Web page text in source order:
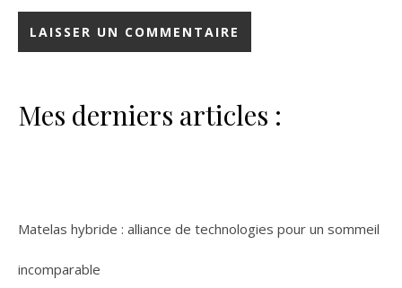
Mes derniers articles :
Matelas hybride : alliance de technologies pour un sommeil
incomparable